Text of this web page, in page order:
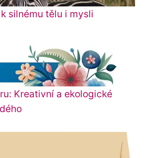
silnému tělu i mysli
Kreativní a ekologické